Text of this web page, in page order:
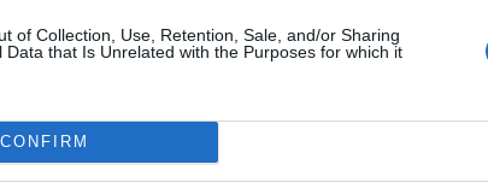
of Collection, Use, Retention, Sale, and/or Sharing
Data that Is Unrelated with the Purposes for which it
CONFIRM
Υπηρεσίες
ΚΕΝΤΡΟ ΑΘΗΝΑΣ | ΑΘΗΝΑ - ΑΤΤΙΚΗ
1045 € - 1100 € ανά μήνα μικτά